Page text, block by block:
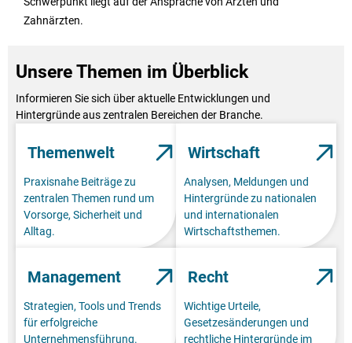
Zahnärzten.
Unsere Themen im Überblick
Informieren Sie sich über aktuelle Entwicklungen und
Hintergründe aus zentralen Bereichen der Branche.
Themenwelt
Praxisnahe Beiträge zu
zentralen Themen rund um
Vorsorge, Sicherheit und
Alltag.
Wirtschaft
Analysen, Meldungen und
Hintergründe zu nationalen
und internationalen
Wirtschaftsthemen.
Management
Strategien, Tools und Trends
für erfolgreiche
Unternehmensführung.
Recht
Wichtige Urteile,
Gesetzesänderungen und
rechtliche Hintergründe im